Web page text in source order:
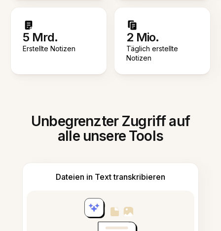
5 Mrd.
Erstellte Notizen
2 Mio.
Täglich erstellte
Notizen
Unbegrenzter Zugriff auf
alle unsere Tools
Dateien in Text transkribieren